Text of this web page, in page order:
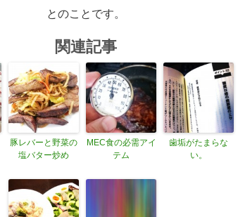
とのことです。
関連記事
豚レバーと野菜の
塩バター炒め
MEC食の必需アイ
テム
歯垢がたまらな
い。